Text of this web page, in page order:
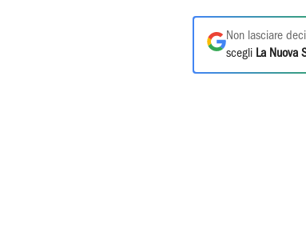
Non lasciare
scegli La Nuova